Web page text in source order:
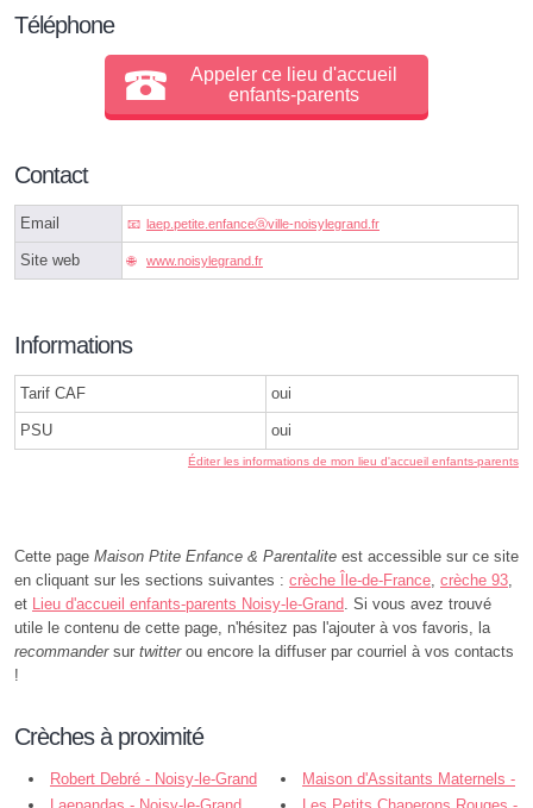
Téléphone
Appeler ce lieu d'accueil
enfants-parents
Contact
Email laep.petite.enfanceⓐville-noisylegrand.fr
Site web www.noisylegrand.fr
Informations
Tarif CAF oui
PSU oui
Éditer les informations de mon lieu d'accueil enfants-parents
Cette page Maison Ptite Enfance & Parentalite est accessible sur ce site
en cliquant sur les sections suivantes : crèche Île-de-France, crèche 93,
et Lieu d'accueil enfants-parents Noisy-le-Grand. Si vous avez trouvé
utile le contenu de cette page, n'hésitez pas l'ajouter à vos favoris, la
recommandersur twitterou encore la diffuser par courriel à vos contacts
!
Crèches à proximité
Robert Debré - Noisy-le-Grand
Maison d'Assitants Maternels -